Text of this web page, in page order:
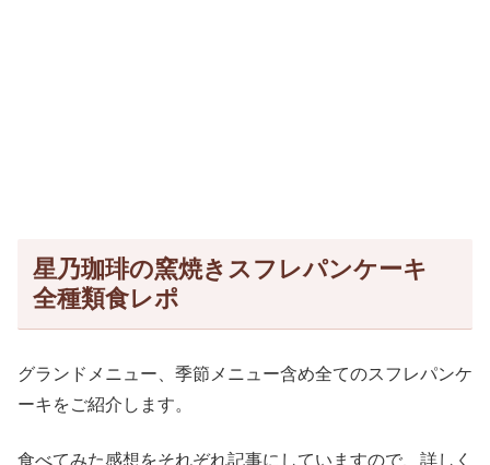
星乃珈琲の窯焼きスフレパンケーキ
全種類食レポ
グランドメニュー、季節メニュー含め全てのスフレパンケ
ーキをご紹介します。
食べてみた感想をそれぞれ記事にしていますので、詳しく